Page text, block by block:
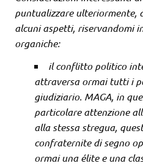
puntualizzare ulteriormente,
alcuni aspetti, riservandomi
organiche:
il conflitto politico
attraversa ormai tutti i
giudiziario. MAGA, in
particolare attenzione
alla stessa stregua,
confraternite di segno
ormai una élite e una